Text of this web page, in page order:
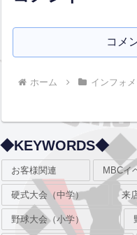
コメ
ホーム インフォ
◆KEYWORDS◆
お客様関連 MBCイ
硬式大会（中学） 来
野球大会（小学）